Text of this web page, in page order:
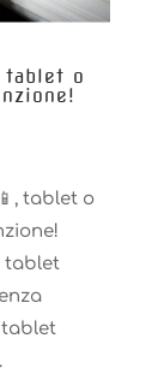
tablet o
tablet o
tablet
tablet